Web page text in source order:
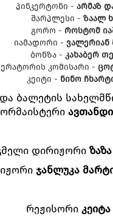
პინკერტონი -არმაზ
შარპლესი - ზაალ
გორო - როსტომ
იამადორი - ვალერიან
ბონზა -კახაბერ
კომისარი -
კეიტი - ნინო
ბალეტის
დირიჟორიზაზა
ჯანლუკა
რეჟისორიკეიტა